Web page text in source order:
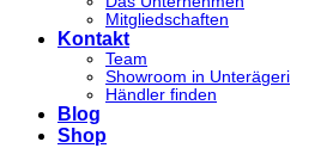
Mitgliedschaften
Kontakt
Team
Showroom in Unterägeri
Händler finden
Blog
Shop